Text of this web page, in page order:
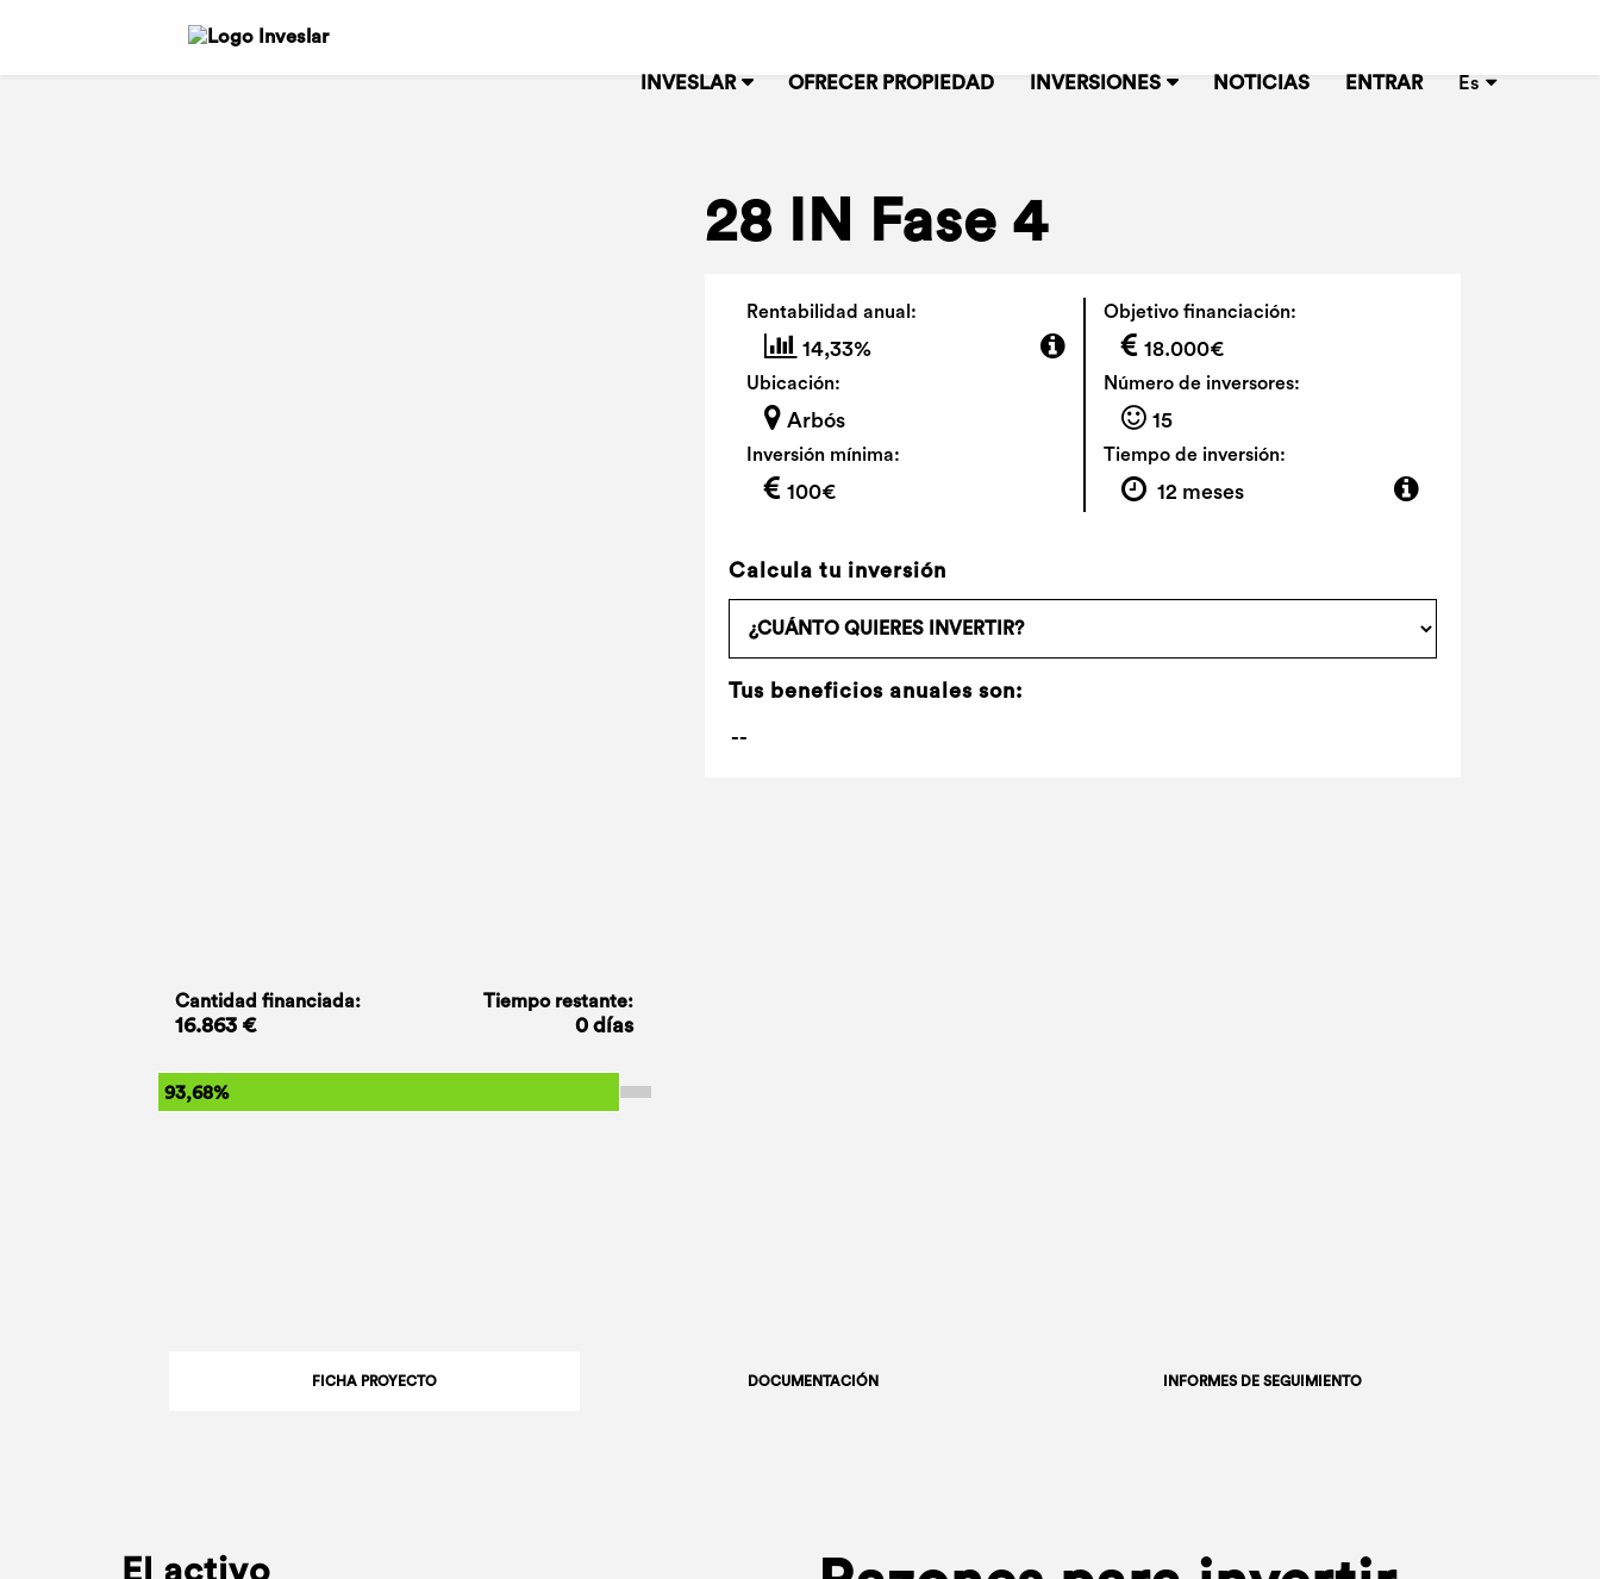
INVESLAR OFRECER PROPIEDAD INVERSIONES NOTICIAS ENTRAR Es
28 IN Fase 4
Rentabilidad anual:
14,33%
Ubicación:
Arbós
Inversión mínima:
100€
Objetivo financiación:
18.000€
Número de inversores:
15
Tiempo de inversión:
12 meses
Calcula tu inversión
Tus beneficios anuales son:
Cantidad financiada:
16.863 €
Tiempo restante:
0 días
93,68%
FICHA PROYECTO DOCUMENTACIÓN INFORMES DE SEGUIMIENTO
El activo